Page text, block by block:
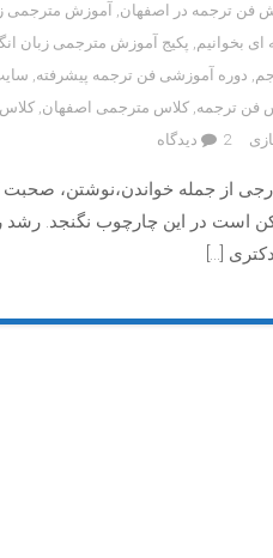
فن ترجمه در اصفهان, آموزش مترجمی
بخوانیم, پکیج آموزش مترجمی زبان
, دوره آموزشی فن ترجمه پیشرفته,
فن ترجمه, کلاس مترجمی اصفهان, کلاس
2 دیدگاه
فن
ترجمه
از جمله خواندن،نوشتن،
است در این چارچوب نگنجد.
[…]